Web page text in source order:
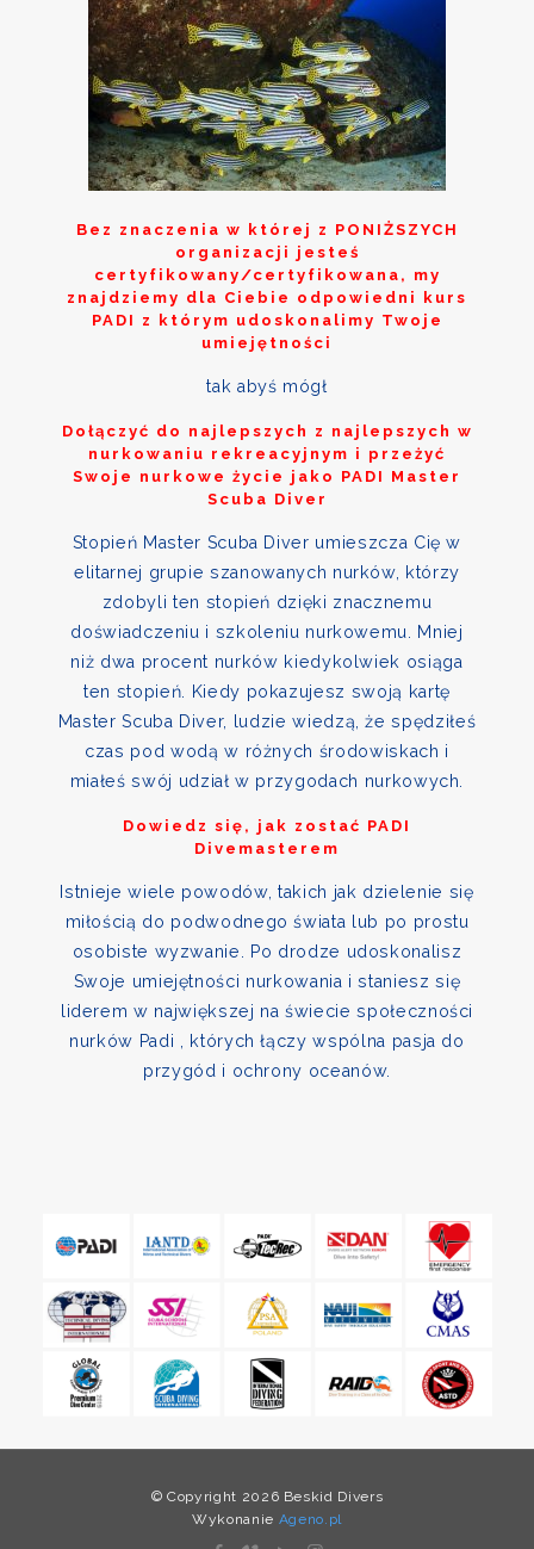
Bez znaczenia w której z PONIŻSZYCH
organizacji jesteś
certyfikowany/certyfikowana, my
znajdziemy dla Ciebie odpowiedni kurs
PADI z którym udoskonalimy Twoje
umiejętności
tak abyś mógł
Dołączyć do najlepszych z najlepszych w
nurkowaniu rekreacyjnym i przeżyć
Swoje nurkowe życie jako PADI Master
Scuba Diver
Stopień Master Scuba Diver umieszcza Cię w
elitarnej grupie szanowanych nurków, którzy
zdobyli ten stopień dzięki znacznemu
doświadczeniu i szkoleniu nurkowemu. Mniej
niż dwa procent nurków kiedykolwiek osiąga
ten stopień. Kiedy pokazujesz swoją kartę
Master Scuba Diver, ludzie wiedzą, że spędziłeś
czas pod wodą w różnych środowiskach i
miałeś swój udział w przygodach nurkowych.
Dowiedz się, jak zostać PADI
Divemasterem
Istnieje wiele powodów, takich jak dzielenie się
miłością do podwodnego świata lub po prostu
osobiste wyzwanie. Po drodze udoskonalisz
Swoje umiejętności nurkowania i staniesz się
liderem w największej na świecie społeczności
nurków Padi , których łączy wspólna pasja do
przygód i ochrony oceanów.
© Copyright 2026 Beskid Divers
Wykonanie Ageno.pl